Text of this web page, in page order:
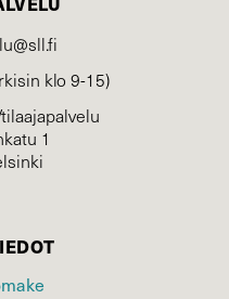
klo 9-15)
1